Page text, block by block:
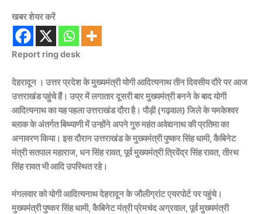
खबर शेयर करें
Report ring desk
देहरादून । उत्तर प्रदेश के मुख्यमंत्री योगी आदित्यनाथ तीन दिवसीय दौरे पर आज
उत्तराखंड पहुंचे हैं। उप्र में लगातार दूसरी बार मुख्यमंत्री बनने के बाद योगी
आदित्यनाथ का यह पहला उत्तराखंड दौरा है। पौड़ी (गढ़वाल) जिले के यमकेश्वर
ब्लाक के अंतर्गत बिथ्याणी में उन्‍होंने अपने गुरु महंत अवेद्यनाथ की प्रतिमा का
अनावरण किया। इस दौरान उत्तराखंड के मुख्यमंत्री पुष्कर सिंह धामी, कैबिनेट
मंत्री सतपाल महाराज, धन सिंह रावत, पूर्व मुख्यमंत्री त्रिवेंद्र सिंह रावत, तीरथ
सिंह रावत भी आदि उपस्थित रहे।
मंगलवार को योगी आदित्‍यनाथ देहरादून के जौलीग्रांट एयरपोर्ट पर पहुंचे।
मुख्यमंत्री पुष्कर सिंह धामी, कैबिनेट मंत्री प्रेमचंद अग्रवाल, पूर्व मुख्यमंत्री